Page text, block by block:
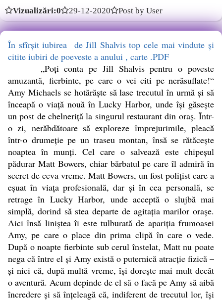
Vizualizări:0 29-12-2020 Post by User
În sfîrșit iubirea de Jill Shalvis top cele mai vindute și
citite iubiri de poeveste a anului , carte .PDF
„Poți conta pe Jill Shalvis pentru o poveste
amuzantă, fierbinte, pe care o vei citi pe nerăsuflate!“
Amy Michaels se hotărăște să lase trecutul în urmă și să
înceapă o viață nouă în Lucky Harbor, unde își găsește
un post de chelneriță la singurul restaurant din oraș. Într-
o zi, nerăbdătoare să exploreze împrejurimile, pleacă
într-o drumeție pe un traseu montan, însă se rătăcește
noaptea în munți. Cel care o salvează este chipeșul
pădurar Matt Bowers, chiar bărbatul pe care îl admiră în
secret de ceva vreme. Matt Bowers, un fost polițist care a
eșuat în viața profesională, dar și în cea personală, se
retrage în Lucky Harbor, unde acceptă o slujbă mai
simplă, dorind să stea departe de agitația marilor orașe.
Aici însă liniștea îi este tulburată de apariția frumoasei
Amy, pe care o place din prima clipă în care o vede.
După o noapte fierbinte sub cerul înstelat, Matt nu poate
nega că între el și Amy există o puternică atracție fizică –
și nici că, după multă vreme, își dorește mai mult decât
o aventură. Acum depinde de el să o facă pe Amy să aibă
încredere și să înțeleagă că, indiferent de trecutul lor, își